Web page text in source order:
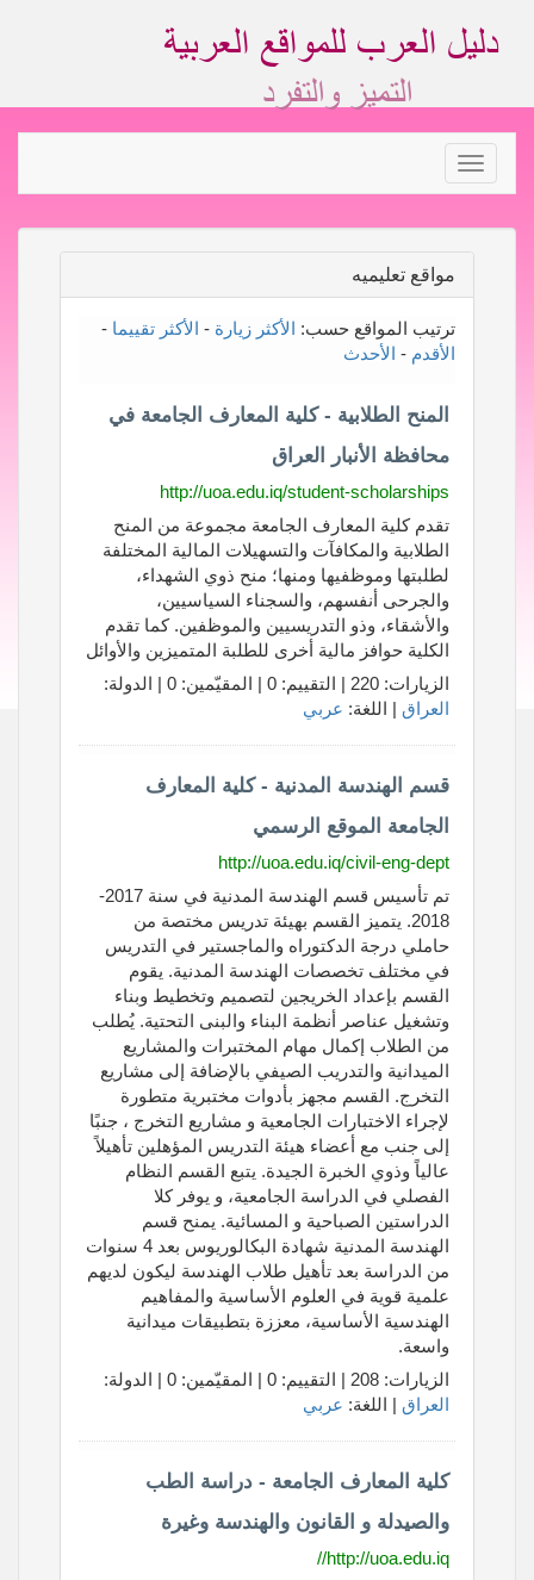
Toggle
navigation
مواقع تعليميه
ترتيب المواقع حسب: الأكثر زيارة - الأكثر تقييما -
الأقدم - الأحدث
المنح الطلابية - كلية المعارف الجامعة في
محافظة الأنبار العراق
http://uoa.edu.iq/student-scholarships
تقدم كلية المعارف الجامعة مجموعة من المنح
الطلابية والمكافآت والتسهيلات المالية المختلفة
لطلبتها وموظفيها ومنها؛ منح ذوي الشهداء،
والجرحى أنفسهم، والسجناء السياسيين،
والأشقاء، وذو التدريسيين والموظفين. كما تقدم
الكلية حوافز مالية أخرى للطلبة المتميزين والأوائل
الزيارات: 220 | التقييم: 0 | المقيّمين: 0 | الدولة:
العراق | اللغة: عربي
قسم الهندسة المدنية - كلية المعارف
الجامعة الموقع الرسمي
http://uoa.edu.iq/civil-eng-dept
تم تأسيس قسم الهندسة المدنية في سنة 2017-
2018. يتميز القسم بهيئة تدريس مختصة من
حاملي درجة الدكتوراه والماجستير في التدريس
في مختلف تخصصات الهندسة المدنية. يقوم
القسم بإعداد الخريجين لتصميم وتخطيط وبناء
وتشغيل عناصر أنظمة البناء والبنى التحتية. يُطلب
من الطلاب إكمال مهام المختبرات والمشاريع
الميدانية والتدريب الصيفي بالإضافة إلى مشاريع
التخرج. القسم مجهز بأدوات مختبرية متطورة
لإجراء الاختبارات الجامعية و مشاريع التخرج ، جنبًا
إلى جنب مع أعضاء هيئة التدريس المؤهلين تأهيلاً
عالياً وذوي الخبرة الجيدة. يتبع القسم النظام
الفصلي في الدراسة الجامعية، و يوفر كلا
الدراستين الصباحية و المسائية. يمنح قسم
الهندسة المدنية شهادة البكالوريوس بعد 4 سنوات
من الدراسة بعد تأهيل طلاب الهندسة ليكون لديهم
علمية قوية في العلوم الأساسية والمفاهيم
الهندسية الأساسية، معززة بتطبيقات ميدانية
واسعة.
الزيارات: 208 | التقييم: 0 | المقيّمين: 0 | الدولة:
العراق | اللغة: عربي
كلية المعارف الجامعة - دراسة الطب
والصيدلة و القانون والهندسة وغيرة
http://uoa.edu.iq//